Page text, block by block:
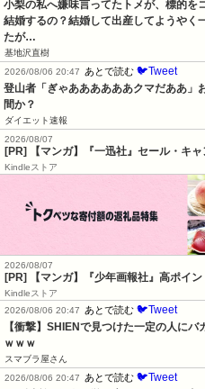
小梨の私へ嫌味言ってたトメが、標的
結婚するの？結婚して出産してようやく
たが…
基地沢直樹
2026/08/06 20:47
あとで読む 🐦Tweet
登山者「ぎゃああああああクマだああ
間か？
ダイエット速報
2026/08/07
[PR] 【マンガ】『一迅社』セール・キ
Kindleストア
2026/08/07
[PR] 【マンガ】『少年画報社』高ポイ
Kindleストア
2026/08/06 20:47 あとで読む 🐦Tweet
【衝撃】SHIENで見つけた一定の人に
ｗｗｗ
スマブラ屋さん
2026/08/06 20:47 あとで読む 🐦Tweet